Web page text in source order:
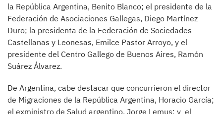
la República Argentina, Benito Blanco; el presidente de la
Federación de Asociaciones Gallegas, Diego Martínez
Duro; la presidenta de la Federación de Sociedades
Castellanas y Leonesas, Emilce Pastor Arroyo, y el
presidente del Centro Gallego de Buenos Aires, Ramón
Suárez Álvarez.
De Argentina, cabe destacar que concurrieron el director
de Migraciones de la República Argentina, Horacio García;
el exministro de Salud argentino, Jorge Lemus; y el